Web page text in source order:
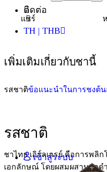
ติดต่อ
TH | THB
อังกฤษ - EN
ไทย - TH
จีน - ZH
บาท ไทย - THB
หยวน จีน - CNY
เข้าสู่ระบบ
แชร์
เพิ่มเติมเกี่ยวกับชานี้
รสชาติข้อแนะนำในการชงต้น
รสชาติ
ชาไทย เอิร์ลเกรย์ คือการพลิ
เอกลักษณ์ โดยผสมผสานชาด